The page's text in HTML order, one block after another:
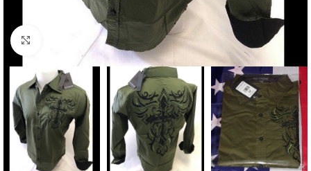
Click to enlarge